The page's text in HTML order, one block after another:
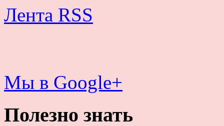
Лента RSS
Мы в Google+
Полезно знать